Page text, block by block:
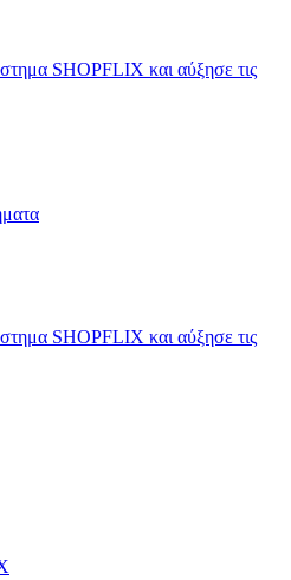
SHOPFLIX και αύξησε τις
SHOPFLIX και αύξησε τις